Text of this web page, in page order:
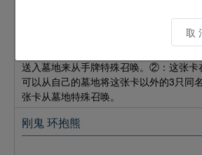
龙 / 暗
这个卡名的以①的方法所作的特殊召唤1
送入墓地来从手牌特殊召唤。②：这张卡
可以从自己的墓地将这张卡以外的3只同
张卡从墓地特殊召唤。
刚鬼 环抱熊
取